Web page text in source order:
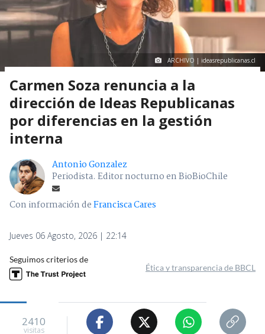
ARCHIVO | ideasrepublicanas.cl
Carmen Soza renuncia a la
dirección de Ideas Republicanas
por diferencias en la gestión
interna
Antonio Gonzalez
Periodista. Editor nocturno en BioBioChile
Con información deFrancisca Cares
Jueves 06 Agosto, 2026 | 22:14
Seguimos criterios de
Ética y transparencia de BBCL
2410
visitas